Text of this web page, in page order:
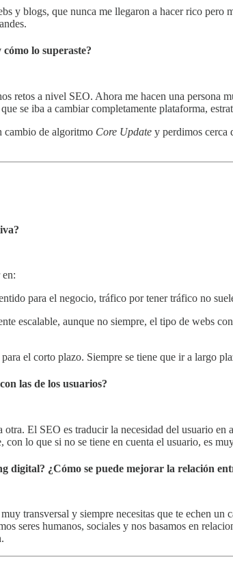
y blogs, que nunca me llegaron a hacer rico pero
lo superaste?
retos a nivel SEO. Ahora me hacen una
se iba a cambiar completamente plataforma,
cambio de algoritmo Core Update y perdimos cerca
para el negocio, tráfico por tener tráfico no
escalable, aunque no siempre, el tipo de webs
el corto plazo. Siempre se tiene que ir a largo
las de los usuarios?
El SEO es traducir la necesidad del usuario
lo que si no se tiene en cuenta el usuario, es
digital? ¿Cómo se puede mejorar la relación
transversal y siempre necesitas que te echen
seres humanos, sociales y nos basamos en